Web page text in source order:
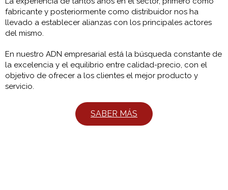
fabricante y posteriormente como distribuidor nos ha
llevado a establecer alianzas con los principales actores
del mismo.
En nuestro ADN empresarial está la búsqueda constante de
la excelencia y el equilibrio entre calidad-precio, con el
objetivo de ofrecer a los clientes el mejor producto y
servicio.
SABER MÁS